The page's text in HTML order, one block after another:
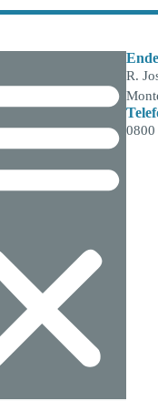
R.
0800